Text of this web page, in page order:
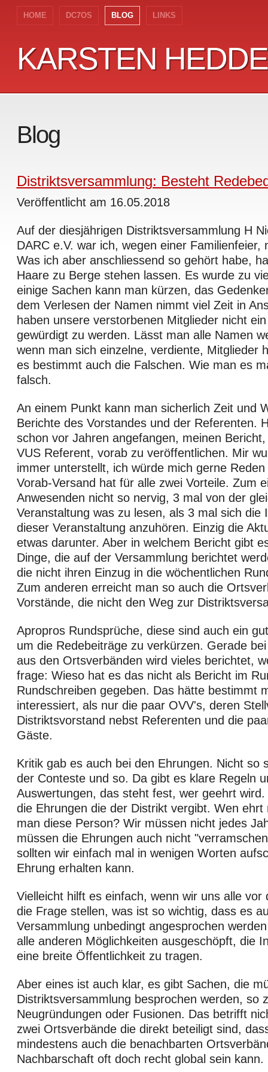
HOME DC7OS BLOG LINKS
KARSTEN
KARSTEN
Blog
Distriktsversammlung: Besteht
Veröffentlicht am 16.05.2018
Auf der diesjährigen Distriktsversammlung H
DARC e.V. war ich, wegen einer Familienfeier,
Was ich aber anschliessend so gehört habe,
Haare zu Berge stehen lassen. Es wurde zu
einige Sachen kann man kürzen, das
dem Verlesen der Namen nimmt viel Zeit in
haben unsere verstorbenen Mitglieder nicht
gewürdigt zu werden. Lässt man alle Namen
wenn man sich einzelne, verdiente, Mitglieder
es bestimmt auch die Falschen. Wie man es
falsch.
An einem Punkt kann man sicherlich Zeit und
Berichte des Vorstandes und der Referenten.
schon vor Jahren angefangen, meinen
VUS Referent, vorab zu veröffentlichen. Mir
immer unterstellt, ich würde mich gerne
Vorab-Versand hat für alle zwei Vorteile. Zum
Anwesenden nicht so nervig, 3 mal von der
Veranstaltung was zu lesen, als 3 mal sich die
dieser Veranstaltung anzuhören. Einzig die
etwas darunter. Aber in welchem Bericht gibt
Dinge, die auf der Versammlung berichtet
die nicht ihren Einzug in die wöchentlichen
Zum anderen erreicht man so auch die
Vorstände, die nicht den Weg zur
Apropros Rundsprüche, diese sind auch ein
um die Redebeiträge zu verkürzen. Gerade
aus den Ortsverbänden wird vieles berichtet,
frage: Wieso hat es das nicht als Bericht im
Rundschreiben gegeben. Das hätte bestimmt
interessiert, als nur die paar OVV's, deren
Distriktsvorstand nebst Referenten und die
Gäste.
Kritik gab es auch bei den Ehrungen. Nicht so
der Conteste und so. Da gibt es klare Regeln
Auswertungen, das steht fest, wer geehrt
die Ehrungen die der Distrikt vergibt. Wen
man diese Person? Wir müssen nicht jedes
müssen die Ehrungen auch nicht
sollten wir einfach mal in wenigen Worten
Ehrung erhalten kann.
Vielleicht hilft es einfach, wenn wir uns alle vor
die Frage stellen, was ist so wichtig, dass es
Versammlung unbedingt angesprochen
alle anderen Möglichkeiten ausgeschöpft, die
eine breite Öffentlichkeit zu tragen.
Aber eines ist auch klar, es gibt Sachen, die
Distriktsversammlung besprochen werden, so
Neugründungen oder Fusionen. Das betrifft
zwei Ortsverbände die direkt beteiligt sind,
mindestens auch die benachbarten
Nachbarschaft oft doch recht global sein kann.